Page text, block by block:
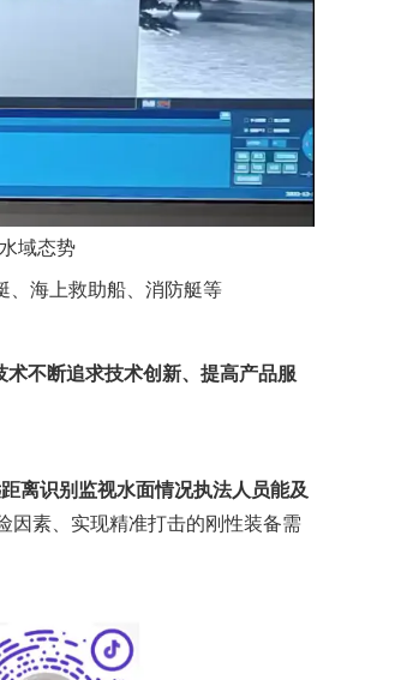
域态势
、海上救助船、消防艇等
术不断追求技术创新、提高产品服
离识别监视水面情况执法人员能及
因素、实现精准打击的刚性装备需